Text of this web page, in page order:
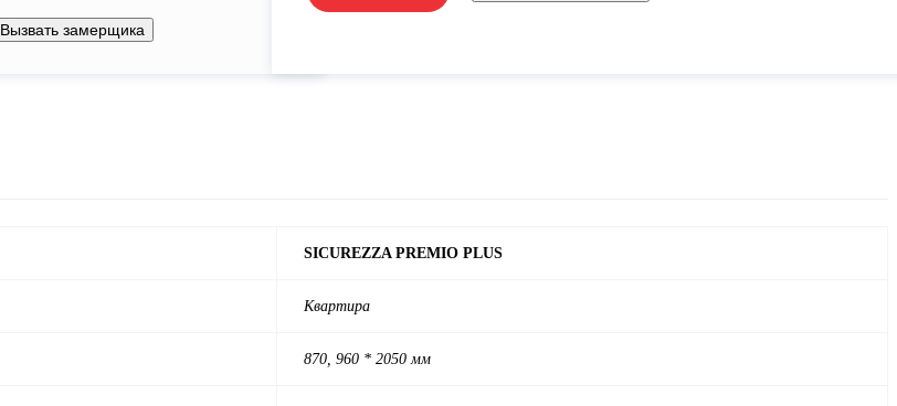
Вызвать замерщика
SICUREZZA PREMIO PLUS
Квартира
870, 960 * 2050 мм